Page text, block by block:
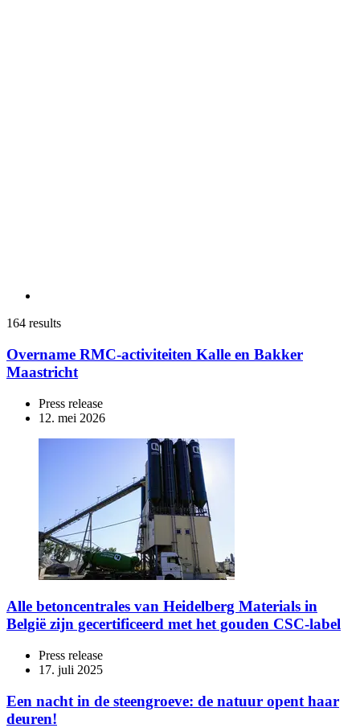
164 results
Overname RMC-activiteiten Kalle en Bakker
Maastricht
Press release
12. mei 2026
Alle betoncentrales van Heidelberg Materials in
België zijn gecertificeerd met het gouden CSC-label
Press release
17. juli 2025
Een nacht in de steengroeve: de natuur opent haar
deuren!